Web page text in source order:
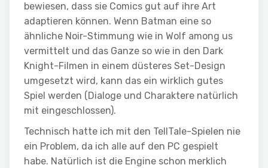
bewiesen, dass sie Comics gut auf ihre Art
adaptieren können. Wenn Batman eine so
ähnliche Noir-Stimmung wie in Wolf among us
vermittelt und das Ganze so wie in den Dark
Knight-Filmen in einem düsteres Set-Design
umgesetzt wird, kann das ein wirklich gutes
Spiel werden (Dialoge und Charaktere natürlich
mit eingeschlossen).
Technisch hatte ich mit den TellTale-Spielen nie
ein Problem, da ich alle auf den PC gespielt
habe. Natürlich ist die Engine schon merklich